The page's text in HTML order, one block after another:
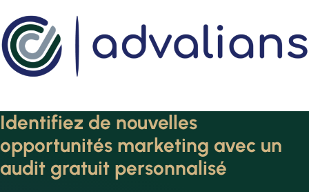
au
contenu
Identifiez de nouvelles
opportunités marketing avec un
audit gratuit personnalisé